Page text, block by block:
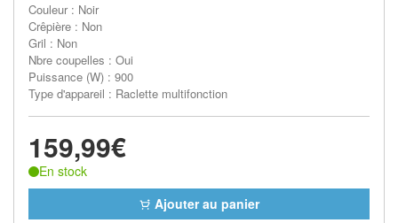
Couleur : Noir
Crêpière : Non
Gril : Non
Nbre coupelles : Oui
Puissance (W) : 900
Type d'appareil : Raclette multifonction
159,99€
En stock
Ajouter au panier